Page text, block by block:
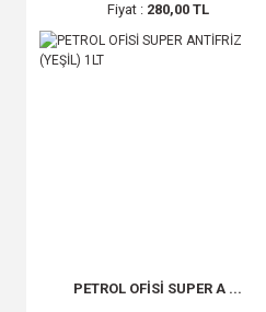
Fiyat : 280,00 TL
PETROL OFİSİ SUPER A ...